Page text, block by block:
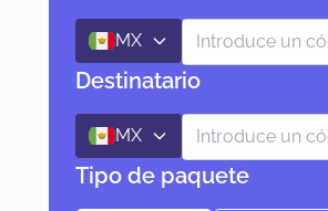
MX
Destinatario
MX
Tipo de paquete